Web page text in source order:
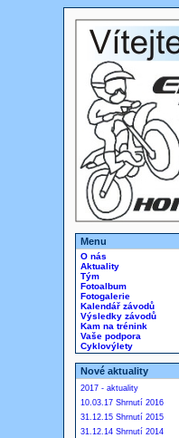
Menu
O nás
Aktuality
Tým
Fotoalbum
Fotogalerie
Kalendář závodů
Výsledky závodů
Kam na trénink
Vaše podpora
Cyklovýlety
Nové aktuality
2017 - aktuality
10.03.17 Shrnutí 2016
31.12.15 Shrnutí 2015
31.12.14 Shrnutí 2014